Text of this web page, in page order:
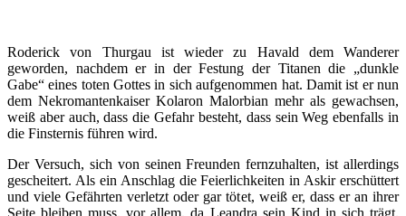
Roderick von Thurgau ist wieder zu Havald dem Wanderer
geworden, nachdem er in der Festung der Titanen die „dunkle
Gabe“ eines toten Gottes in sich aufgenommen hat. Damit ist er nun
dem Nekromantenkaiser Kolaron Malorbian mehr als gewachsen,
weiß aber auch, dass die Gefahr besteht, dass sein Weg ebenfalls in
die Finsternis führen wird.
Der Versuch, sich von seinen Freunden fernzuhalten, ist allerdings
gescheitert. Als ein Anschlag die Feierlichkeiten in Askir erschüttert
und viele Gefährten verletzt oder gar tötet, weiß er, dass er an ihrer
Seite bleiben muss, vor allem, da Leandra sein Kind in sich trägt.